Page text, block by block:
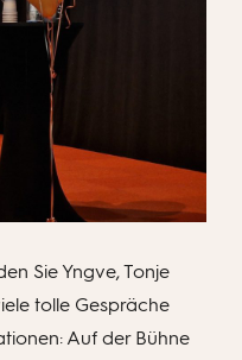
Sie Yngve, Tonje
tolle Gespräche
Auf der Bühne